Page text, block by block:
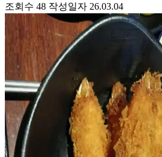
조회수 48 작성일자 26.03.04